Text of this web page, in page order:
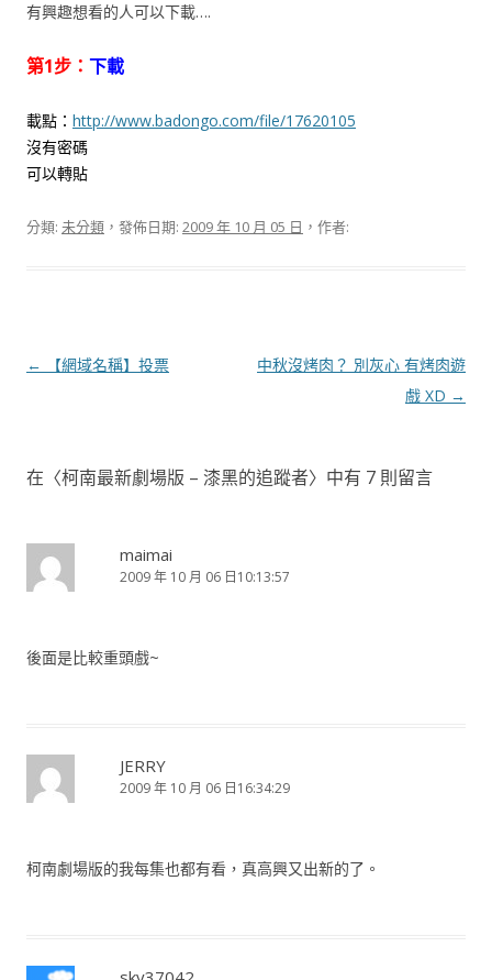
有興趣想看的人可以下載….
第1步： 下載
載點： http://www.badongo.com/file/17620105
沒有密碼
可以轉貼
分類: 未分類 ，發佈日期: 2009 年 10 月 05 日 ，作者:
文
← 【網域名稱】投票
中秋沒烤肉？ 別灰心 有烤肉遊
戲 XD →
在〈柯南最新劇場版 – 漆黑的追蹤者〉中有 7 則留言
maimai
2009 年 10 月 06 日10:13:57
後面是比較重頭戲~
JERRY
2009 年 10 月 06 日16:34:29
柯南劇場版的我每集也都有看，真高興又出新的了。